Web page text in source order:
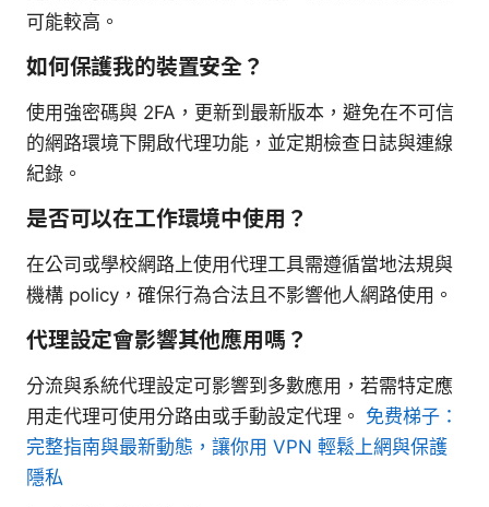
可能較高。
如何保護我的裝置安全？
使用強密碼與 2FA，更新到最新版本，避免在不可信
的網路環境下開啟代理功能，並定期檢查日誌與連線
紀錄。
是否可以在工作環境中使用？
在公司或學校網路上使用代理工具需遵循當地法規與
機構 policy，確保行為合法且不影響他人網路使用。
代理設定會影響其他應用嗎？
分流與系統代理設定可影響到多數應用，若需特定應
用走代理可使用分路由或手動設定代理。 免费梯子：
完整指南與最新動態，讓你用 VPN 輕鬆上網與保護
隱私